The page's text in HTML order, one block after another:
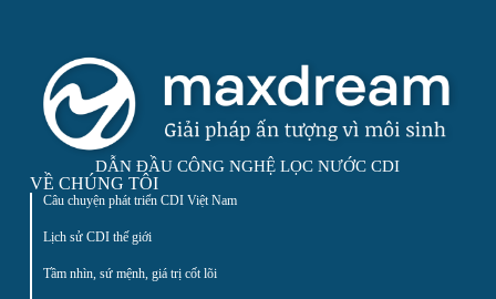
DẪN ĐẦU CÔNG NGHỆ LỌC NƯỚC CDI
VỀ CHÚNG TÔI
Câu chuyện phát triển CDI Việt Nam
Lịch sử CDI thế giới
Tầm nhìn, sứ mệnh, giá trị cốt lõi